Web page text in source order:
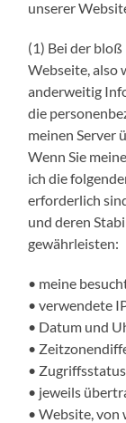
unserer
(1) Bei der
Webseite, also
anderweitig
die
meinen Server
Wenn Sie
ich die
erforderlich
und deren
gewährleisten:
• meine
• verwendete
• Datum und
•
•
• jeweils
• Website, von